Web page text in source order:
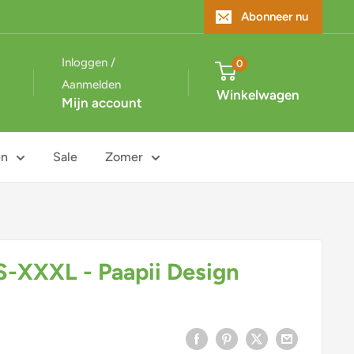
Abonneer nu
Inloggen /
Aanmelden
Mijn account
0
Winkelwagen
Sale Zomer
XXXL - Paapii Design